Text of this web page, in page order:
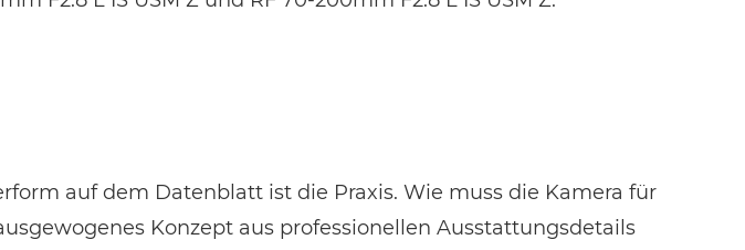
auf dem Datenblatt ist die Praxis. Wie muss die Kamera für
Konzept aus professionellen Ausstattungsdetails